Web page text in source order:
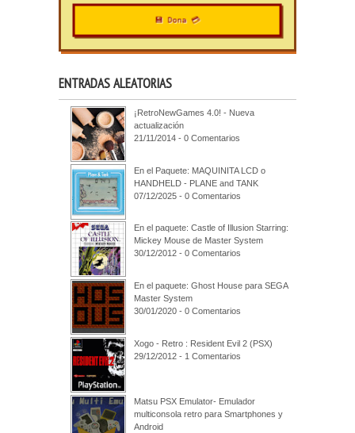
💾 Dona 💳
ENTRADAS ALEATORIAS
¡RetroNewGames 4.0! - Nueva
actualización
21/11/2014 - 0 Comentarios
En el Paquete: MAQUINITA LCD o
HANDHELD - PLANE and TANK
07/12/2025 - 0 Comentarios
En el paquete: Castle of Illusion Starring:
Mickey Mouse de Master System
30/12/2012 - 0 Comentarios
En el paquete: Ghost House para SEGA
Master System
30/01/2020 - 0 Comentarios
Xogo - Retro : Resident Evil 2 (PSX)
29/12/2012 - 1 Comentarios
Matsu PSX Emulator- Emulador
multiconsola retro para Smartphones y
Android